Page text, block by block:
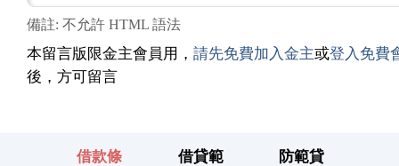
備註: 不允許 HTML 語法
本留言版限金主會員用， 請先免費加入金主或登入免費
後，方可留言
借款條
借貸範
防範貸